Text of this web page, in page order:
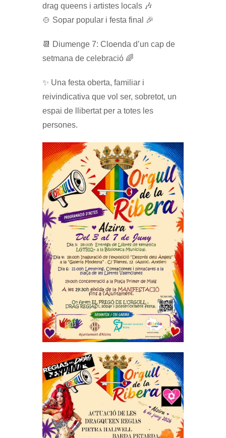
drag queens i artistes locals 🎶
🍲 Sopar popular i festa final 🎉
📆 Diumenge 7: Cloenda d’un cap de
setmana de celebració 🌈
✨ Una festa oberta, familiar i
reivindicativa que vol ser, sobretot, un
espai de llibertat per a totes les
persones.